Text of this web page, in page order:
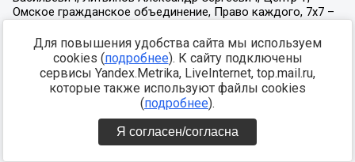
Для повышения удобства сайта мы используем
cookies (подробнее). К сайту подключены
сервисы Yandex.Metrika, LiveInternet, top.mail.ru,
которые также используют файлы cookies
(подробнее).
Я согласен/согласна